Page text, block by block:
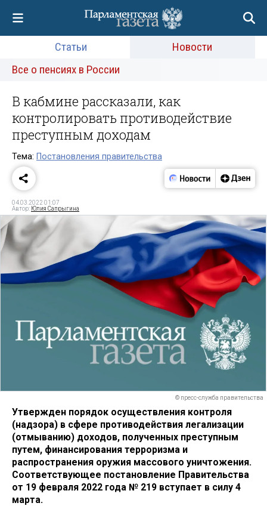
Статьи
Новости
Все о пенсиях в России
В кабмине рассказали, как
контролировать противодействие
преступным доходам
Тема: Постановления правительства
04.03.2022 01:07
Автор: Юлия Сапрыгина
© пресс-служба правительства
Утвержден порядок осуществления контроля
(надзора) в сфере противодействия легализации
(отмыванию) доходов, полученных преступным
путем, финансирования терроризма и
распространения оружия массового уничтожения.
Соответствующее постановление Правительства
от 19 февраля 2022 года № 219 вступает в силу 4
марта.